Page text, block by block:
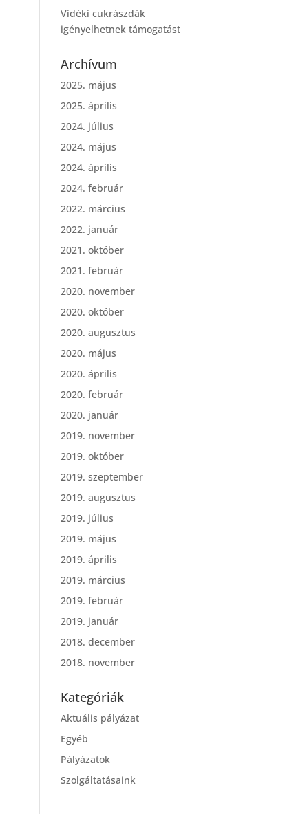
Vidéki cukrászdák
igényelhetnek támogatást
Archívum
2025. május
2025. április
2024. július
2024. május
2024. április
2024. február
2022. március
2022. január
2021. október
2021. február
2020. november
2020. október
2020. augusztus
2020. május
2020. április
2020. február
2020. január
2019. november
2019. október
2019. szeptember
2019. augusztus
2019. július
2019. május
2019. április
2019. március
2019. február
2019. január
2018. december
2018. november
Kategóriák
Aktuális pályázat
Egyéb
Pályázatok
Szolgáltatásaink